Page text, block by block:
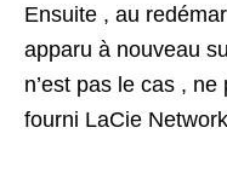
Ensuite , au
apparu à nouveau
n’est pas le cas ,
fourni LaCie